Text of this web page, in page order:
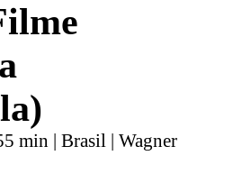
min | Brasil | Wagner